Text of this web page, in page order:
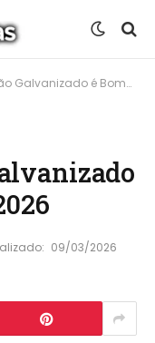
é Bom? Avaliação 2026
09/03/2026